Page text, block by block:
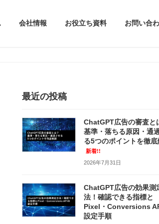
会社情報 お役立ち資料 お問い合
最近の投稿
ChatGPT広告の審査と
基準・落ちる原因・通
る5つのポイントを徹底
新着!!
2026年7月31日
ChatGPT広告の効果測
法！確認できる指標と
Pixel・Conversions
設定手順